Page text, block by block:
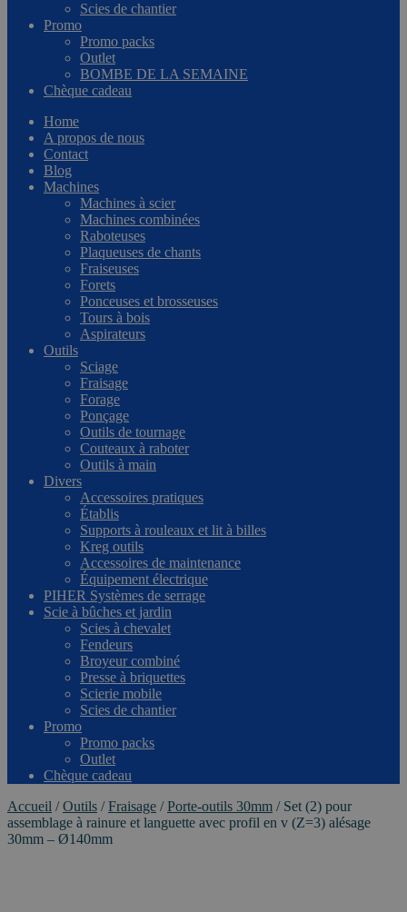
Scies de chantier
Promo
Promo packs
Outlet
BOMBE DE LA SEMAINE
Chèque cadeau
Home
A propos de nous
Contact
Blog
Machines
Machines à scier
Machines combinées
Raboteuses
Plaqueuses de chants
Fraiseuses
Forets
Ponceuses et brosseuses
Tours à bois
Aspirateurs
Outils
Sciage
Fraisage
Forage
Ponçage
Outils de tournage
Couteaux à raboter
Outils à main
Divers
Accessoires pratiques
Établis
Supports à rouleaux et lit à billes
Kreg outils
Accessoires de maintenance
Équipement électrique
PIHER Systèmes de serrage
Scie à bûches et jardin
Scies à chevalet
Fendeurs
Broyeur combiné
Presse à briquettes
Scierie mobile
Scies de chantier
Promo
Promo packs
Outlet
Chèque cadeau
Accueil /Outils /Fraisage /Porte-outils 30mm / Set (2) pour
assemblage à rainure et languette avec profil en v (Z=3) alésage
30mm – Ø140mm